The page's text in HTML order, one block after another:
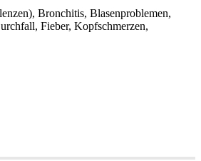
Bronchitis, Blasenproblemen,
Fieber, Kopfschmerzen,